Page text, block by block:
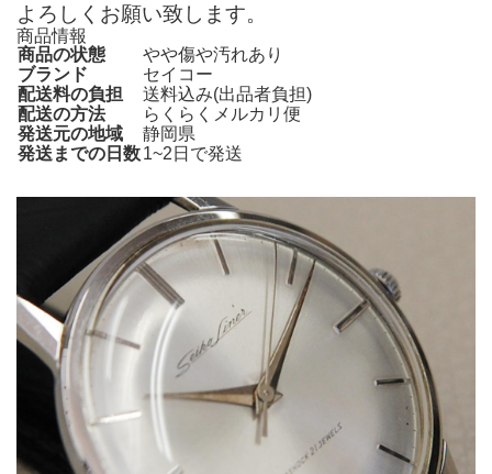
よろしくお願い致します。
商品情報
商品の状態
やや傷や汚れあり
ブランド
セイコー
配送料の負担
送料込み(出品者負担)
配送の方法
らくらくメルカリ便
発送元の地域
静岡県
発送までの日数1~2日で発送